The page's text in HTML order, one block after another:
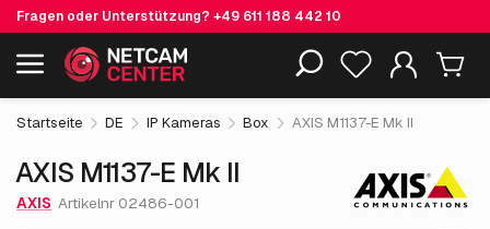
Fragen oder Unterstützung? +49 611 188 442 10
Einschließlich EOL-Produkte
AXIS M1137-E Mk II 654.55 €
exkl. MwSt.
Startseite DE IP Kameras Box AXIS M1137-E Mk II
AXIS M1137-E Mk II
AXIS Artikelnr 02486-001